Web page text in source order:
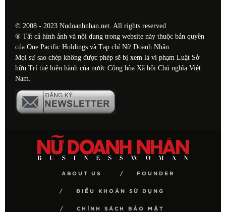
© 2008 - 2023 Nudoanhnhan.net. All rights reserved
® Tất cả hình ảnh và nội dung trong website này thuộc bản quyền
của One Pacific Holdings và Tạp chí Nữ Doanh Nhân.
Mọi sự sao chép không được phép sẽ bị xem là vi phạm Luật Sở
hữu Trí tuệ hiện hành của nước Cộng hòa Xã hội Chủ nghĩa Việt
Nam.
ABOUT US FOUNDER
ĐIỀU KHOẢN SỬ DỤNG
CHÍNH SÁCH BẢO MẬT